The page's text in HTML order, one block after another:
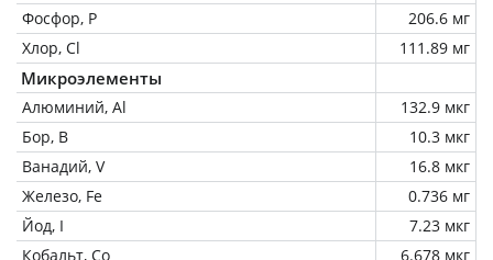
Фосфор, P
206.6 мг
Хлор, Cl
111.89 мг
Микроэлементы
Алюминий, Al
132.9 мкг
Бор, B
10.3 мкг
Ванадий, V
16.8 мкг
Железо, Fe
0.736 мг
Йод, I
7.23 мкг
Кобальт, Co
6.678 мкг